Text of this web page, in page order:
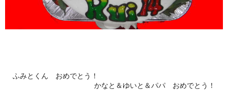
ふみとくん おめでとう！
かなと＆ゆいと＆パパ おめでとう！